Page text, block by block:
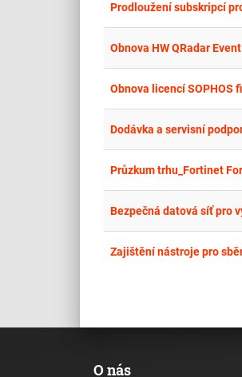
Prodloužení subskripcí
Obnova HW QRadar
Obnova licencí SOPHOS
Dodávka a servisní
Průzkum trhu_Fortinet
Bezpečná datová síť pro
Zajištění nástroje pro
O nás